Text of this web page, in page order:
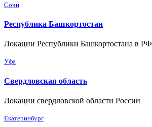
Сочи
Республика Башкортостан
Локации Республики Башкортостана в РФ
Уфа
Свердловская область
Локации свердловской области России
Екатеринбург